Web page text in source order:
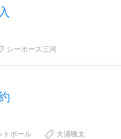
シーホース三河
トボール 大浦颯太